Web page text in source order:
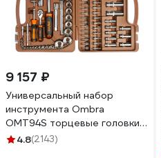
9 157 ₽
Универсальный набор
инструмента Ombra
OMT94S торцевые головки и
аксессуары к ним, 94
4.8(2143)